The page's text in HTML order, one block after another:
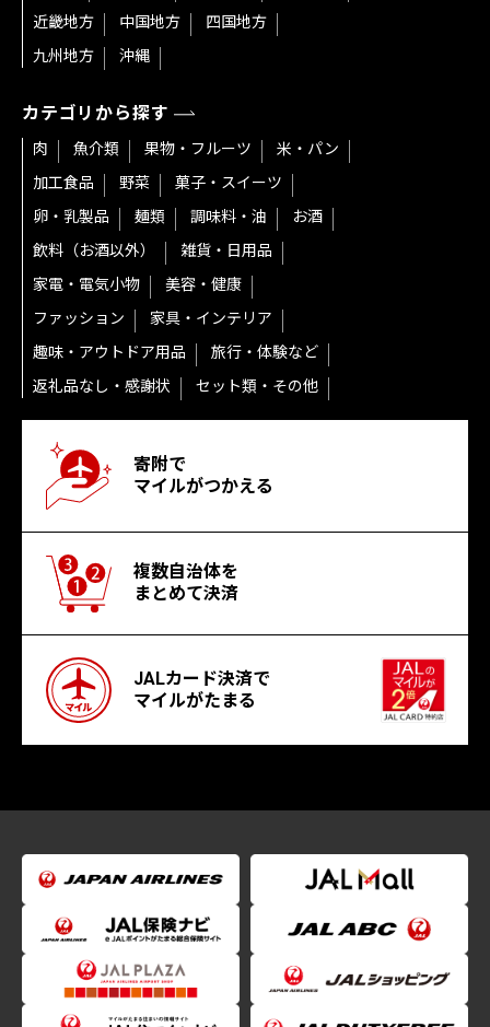
近畿地方
中国地方
四国地方
九州地方
沖縄
カテゴリから探す
肉 魚介類 果物・フルーツ
米・パン
加工食品
野菜
菓子・スイーツ
卵・乳製品
麺類 調味料・油
お酒
飲料（お酒以外）
雑貨・日用品
家電・電気小物
美容・健康
ファッション
家具・インテリア
趣味・アウトドア用品
旅行・体験など
返礼品なし・感謝状
セット類・その他
寄附で
マイルがつかえる
複数自治体を
まとめて決済
JALカード決済で
マイルがたまる